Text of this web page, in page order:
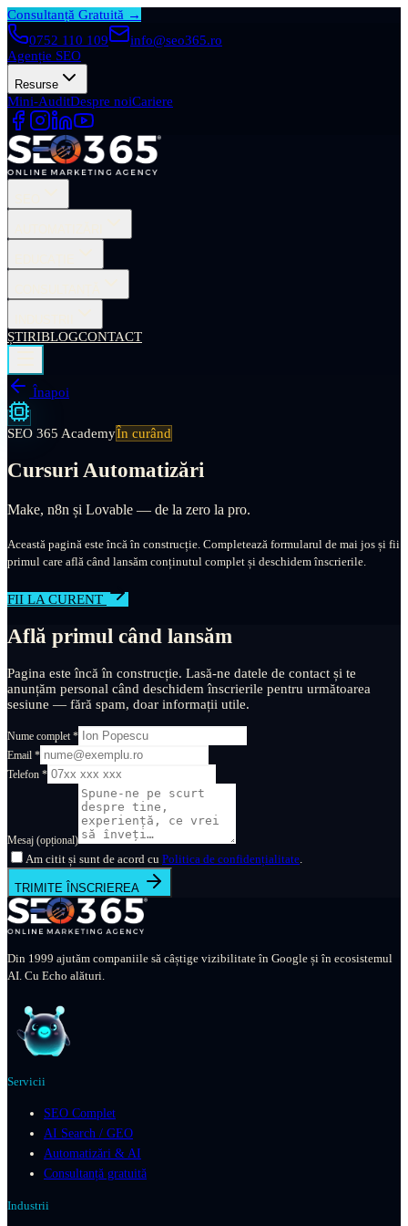
Consultanță Gratuită →
0752 110 109
info@seo365.ro
Agenție SEO
Resurse
Mini-AuditDespre noiCariere
ȘTIRIBLOGCONTACT
Înapoi
SEO 365 AcademyÎn curând
Cursuri Automatizări
Make, n8n și Lovable — de la zero la pro.
Această pagină este încă în construcție. Completează formularul de mai jos și fii
primul care află când lansăm conținutul complet și deschidem înscrierile.
FII LA CURENT
Află primul când lansăm
Pagina este încă în construcție. Lasă-ne datele de contact și te
anunțăm personal când deschidem înscrierile pentru următoarea
sesiune — fără spam, doar informații utile.
Nume complet *
Email *
Telefon *
Mesaj (opțional)
Am citit și sunt de acord cu Politica de confidențialitate
TRIMITE ÎNSCRIEREA
Din 1999 ajutăm companiile să câștige vizibilitate în Google și în ecosistemul
AI. Cu Echo alături.
Servicii
SEO Complet
AI Search / GEO
Automatizări & AI
Consultanță gratuită
Industrii